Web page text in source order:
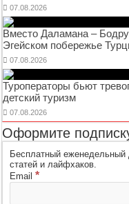
07.08.2026
Вместо Даламана –
Эгейском побережье
07.08.2026
Туроператоры бьют
детский туризм
07.08.2026
Оформите
Бесплатный еженедельный
статей и лайфхаков.
Email*